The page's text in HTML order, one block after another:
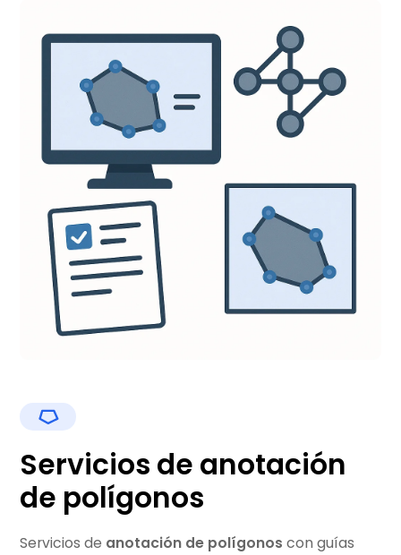
Servicios de anotación
de polígonos
Servicios de anotación de polígonos con guías